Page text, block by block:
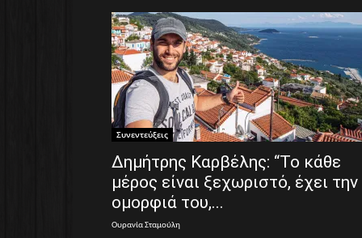
Συνεντεύξεις
Δημήτρης Καρβέλης: “Το κάθε
μέρος είναι ξεχωριστό, έχει την
ομορφιά του,...
Ουρανία Σταμούλη